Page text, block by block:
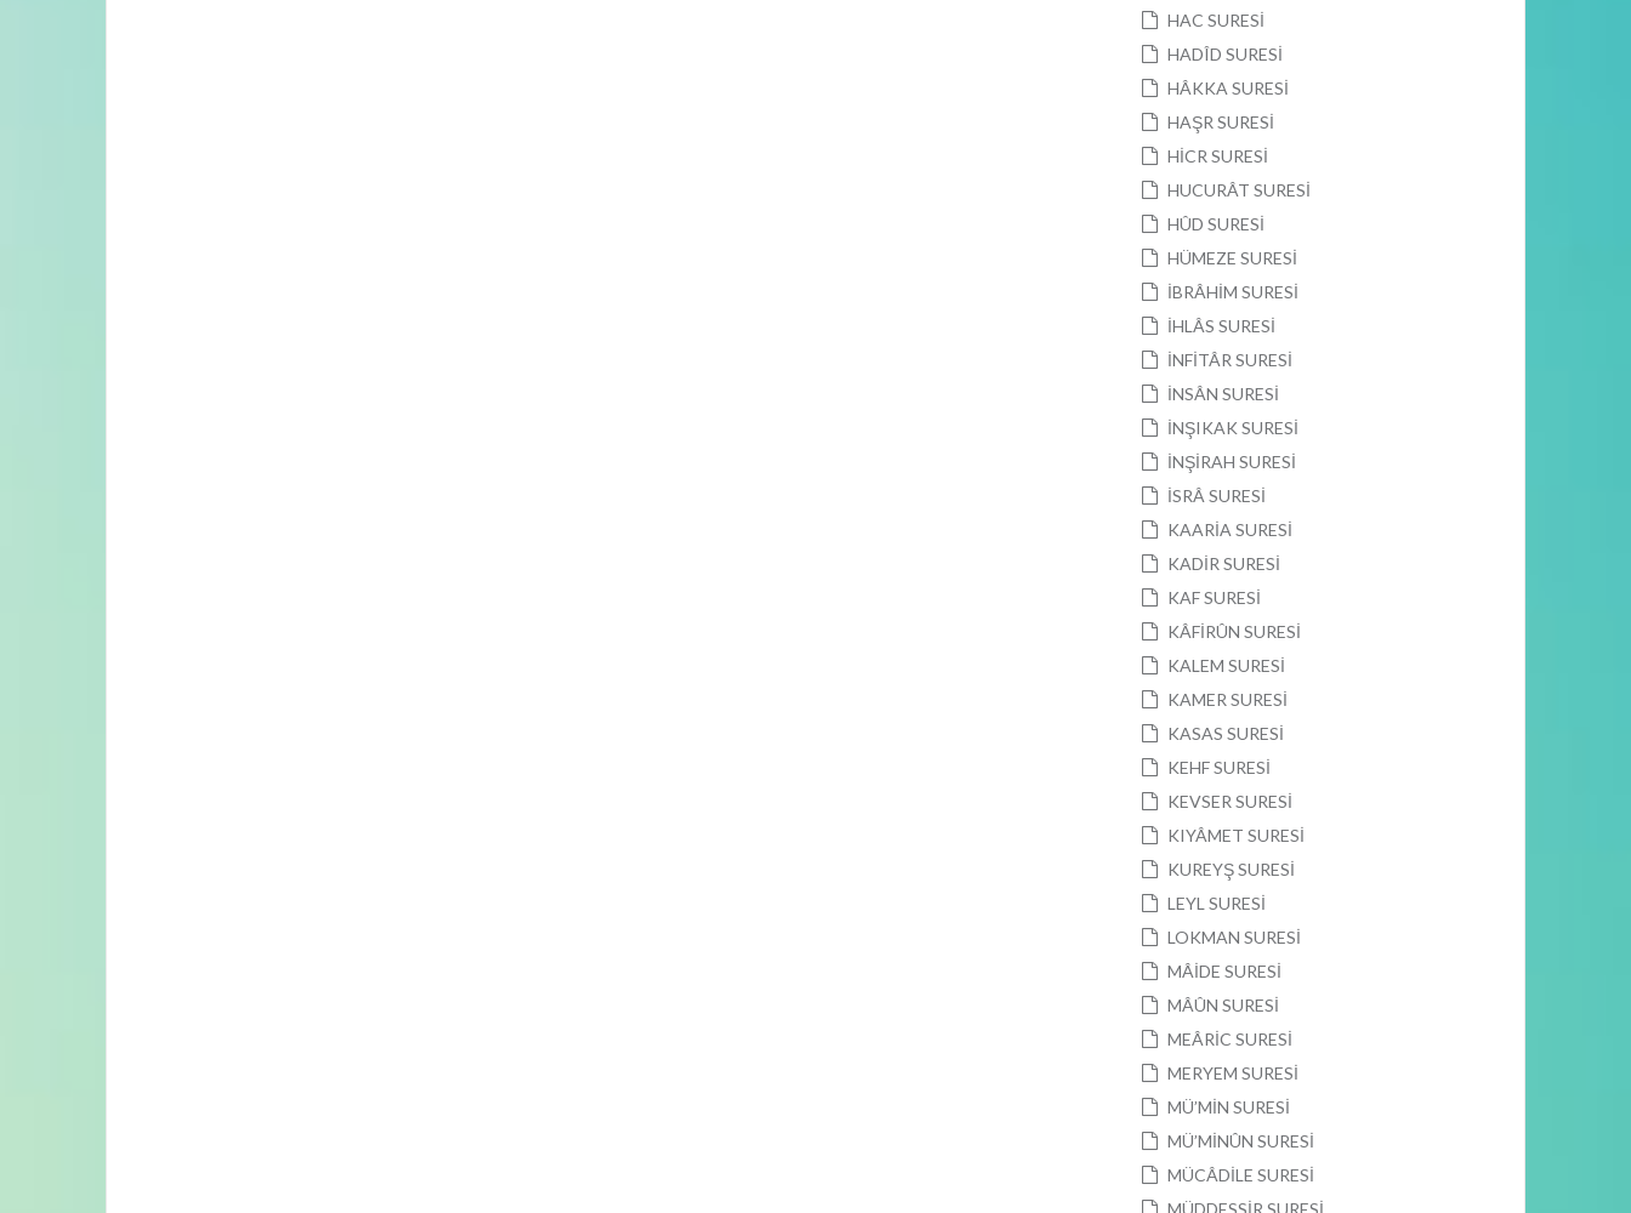
HAC SURESİ
HADÎD SURESİ
HÂKKA SURESİ
HAŞR SURESİ
HİCR SURESİ
HUCURÂT SURESİ
HÛD SURESİ
HÜMEZE SURESİ
İBRÂHİM SURESİ
İHLÂS SURESİ
İNFİTÂR SURESİ
İNSÂN SURESİ
İNŞIKAK SURESİ
İNŞİRAH SURESİ
İSRÂ SURESİ
KAARİA SURESİ
KADİR SURESİ
KAF SURESİ
KÂFİRÛN SURESİ
KALEM SURESİ
KAMER SURESİ
KASAS SURESİ
KEHF SURESİ
KEVSER SURESİ
KIYÂMET SURESİ
KUREYŞ SURESİ
LEYL SURESİ
LOKMAN SURESİ
MÂİDE SURESİ
MÂÛN SURESİ
MEÂRİC SURESİ
MERYEM SURESİ
MÜ’MİN SURESİ
MÜ’MİNÛN SURESİ
MÜCÂDİLE SURESİ
MÜDDESSİR SURESİ